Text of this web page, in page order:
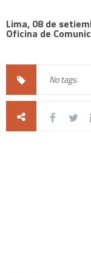
Lima, 08 de
Oficina de
No tags.